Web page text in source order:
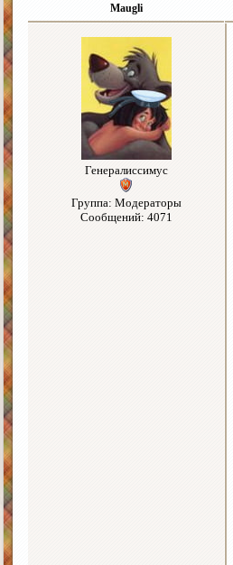
Maugli
Генералиссимус
Группа: Модераторы
Сообщений: 4071